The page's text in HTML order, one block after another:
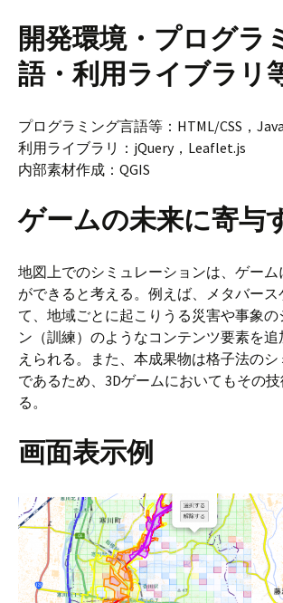
開発環境・プログラ
語・利用ライブラリ
プログラミング言語等：HTML/CSS，
利用ライブラリ：jQuery，Leaflet.js
内部素材作成：QGIS
ゲームの未来に寄与
地図上でのシミュレーションは、ゲー
ができると考える。例えば、メタバース
て、地域ごとに起こりうる災害や事象の
ン（訓練）のようなコンテンツ要素を
えられる。また、本成果物は格子法の
であるため、3Dゲームにおいてもその
る。
画面表示例